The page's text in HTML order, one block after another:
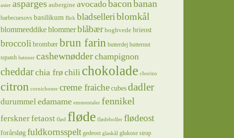
asier asparges aubergine avocadobaconbanan
barbecuesovs basilikum Birk bladselleriblomkål
blommeeddikeblommerblåbær boghvede brieost
broccoli brombær brun farin butterdej butternut
squash bønner cashewnødderchampignon
cheddarchia frøchili chokolade chorizo
citron cornichoner creme fraiche cubes dadler
durummeledamame emmentaler fennikel
fersknerfetaost flød fløde flødeboller flødeost
forårsløg fuldkornsspelt gedeost glaskål glukose sirup